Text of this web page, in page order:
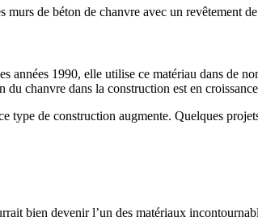
de béton de chanvre avec un revêtement
années 1990, elle utilise ce matériau dans de
du chanvre dans la construction est en
type de construction augmente. Quelques
bien devenir l’un des matériaux